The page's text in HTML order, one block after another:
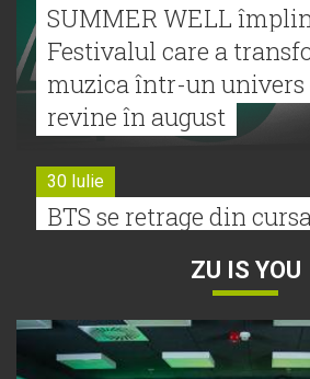
SUMMER WELL
Festivalul care a
muzica într-un
revine în august
30 Iulie
BTS se retrage din
Tyla a lansat un nou
ZU IS YOU